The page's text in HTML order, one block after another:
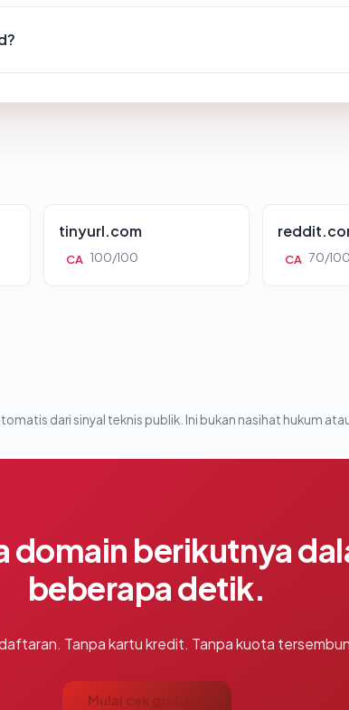
tinyurl.com
CA 100/100 CA 70/
dari sinyal teknis publik. Ini bukan nasihat hukum
domain berikutnya
beberapa detik.
Tanpa kartu kredit. Tanpa kuota
Mulai cek gratis →